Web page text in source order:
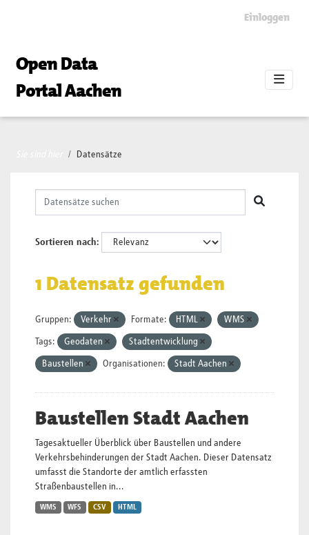
Einloggen
Open Data
Portal Aachen
Datensätze
Sortieren nach
1 Datensatz gefunden
Gruppen: Verkehr Formate: HTML WMS
Tags: Geodaten Stadtentwicklung
Baustellen Organisationen: Stadt Aachen
Baustellen Stadt Aachen
Tagesaktueller Überblick über Baustellen und andere
Verkehrsbehinderungen der Stadt Aachen. Dieser Datensatz
umfasst die Standorte der amtlich erfassten
Straßenbaustellen in...
WMS WFS CSV HTML